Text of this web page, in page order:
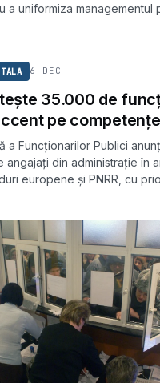
a uniformiza managementul
6 DEC
35.000 de
pe
a Funcționarilor Publici
din administrație în
europene și PNRR, cu